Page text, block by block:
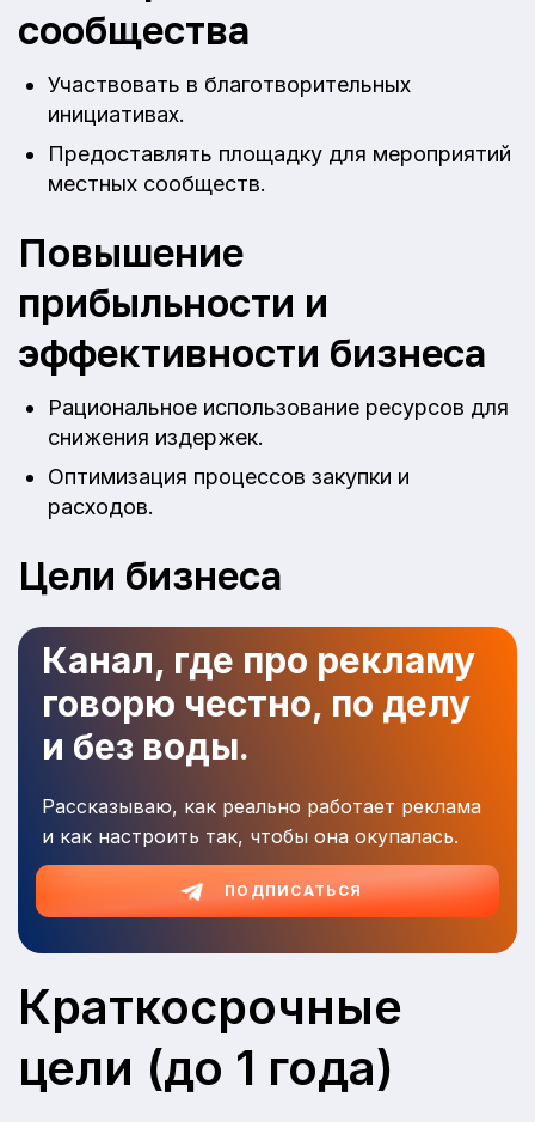
сообщества
Участвовать в благотворительных
инициативах.
Предоставлять площадку для мероприятий
местных сообществ.
Повышение
прибыльности и
эффективности бизнеса
Рациональное использование ресурсов для
снижения издержек.
Оптимизация процессов закупки и
расходов.
Цели бизнеса
Канал, где про рекламу
говорю честно, по делу
и без воды.
Рассказываю, как реально работает реклама
и как настроить так, чтобы она окупалась.
ПОДПИСАТЬСЯ
Краткосрочные
цели (до 1 года)